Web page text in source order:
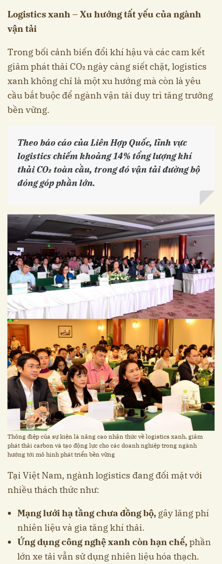
Logistics xanh – Xu hướng tất yếu của ngành
vận tải
Trong bối cảnh biến đổi khí hậu và các cam kết
giảm phát thải CO₂ ngày càng siết chặt, logistics
xanh không chỉ là một xu hướng mà còn là yêu
cầu bắt buộc để ngành vận tải duy trì tăng trưởng
bền vững.
Theo báo cáo của Liên Hợp Quốc, lĩnh vực
logistics chiếm khoảng 14% tổng lượng khí
thải CO₂ toàn cầu, trong đó vận tải đường bộ
đóng góp phần lớn.
Thông điệp của sự kiện là nâng cao nhận thức về logistics xanh, giảm
phát thải carbon và tạo động lực cho các doanh nghiệp trong ngành
hướng tới mô hình phát triển bền vững
Tại Việt Nam, ngành logistics đang đối mặt với
nhiều thách thức như:
Mạng lưới hạ tầng chưa đồng bộ, gây lãng phí
nhiên liệu và gia tăng khí thải.
Ứng dụng công nghệ xanh còn hạn chế,phần
lớn xe tải vẫn sử dụng nhiên liệu hóa thạch.